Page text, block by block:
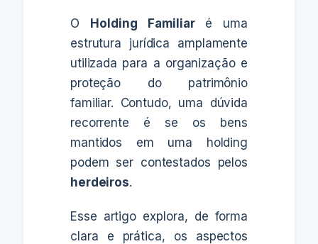
O Holding Familiar é uma
estrutura jurídica amplamente
utilizada para a organização e
proteção do patrimônio
familiar. Contudo, uma dúvida
recorrente é se os bens
mantidos em uma holding
podem ser contestados pelos
herdeiros.
Esse artigo explora, de forma
clara e prática, os aspectos